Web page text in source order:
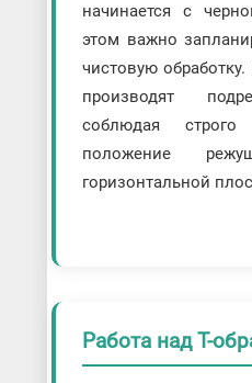
начинается с
этом важно
чистовую
производят
соблюдая строго
положение
горизонтальной
Работа над Т-